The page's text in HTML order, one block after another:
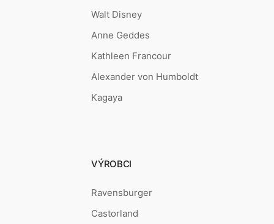
Walt Disney
Anne Geddes
Kathleen Francour
Alexander von Humboldt
Kagaya
VÝROBCI
Ravensburger
Castorland